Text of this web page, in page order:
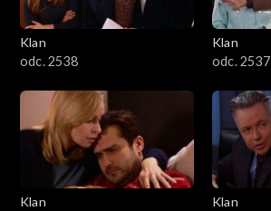
Klan
odc. 2538
Klan
odc. 2537
Klan
Klan